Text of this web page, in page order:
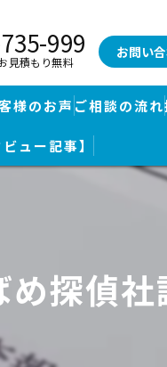
999
見積もり無料
お問い
内｜分厚い証拠満載報告書
様のお声 ご相談の流れ
ビュー記事】
探偵社